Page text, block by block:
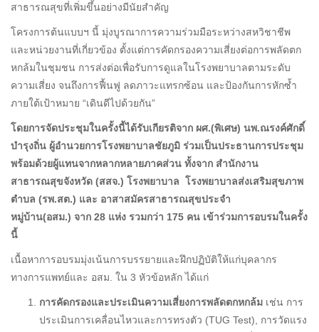
สาธารณสุขที่เพิ่มขึ้นอย่างมีนัยสำคัญ
โครงการต้นแบบฯ นี้ มุ่งบูรณาการความร่วมมือระหว่างสหวิชาชีพ
และหน่วยงานที่เกี่ยวข้อง ตั้งแต่การคัดกรองความเสี่ยงต่อการพลัดตก
หกล้มในชุมชน การส่งต่อเพื่อรับการดูแลในโรงพยาบาลตามระดับ
ความเสี่ยง จนถึงการฟื้นฟู ลดภาวะแทรกซ้อน และป้องกันการหักซ้ำ
ภายใต้เป้าหมาย “เดินดีไปด้วยกัน”
โดยการจัดประชุมในครั้งนี้ได้รับเกียรติจาก ผศ.(พิเศษ) นพ.ณรงค์ศักดิ์
บำรุงถิ่น ผู้อำนวยการโรงพยาบาลชัยภูมิ ร่วมเป็นประธานการประชุม
พร้อมด้วยผู้แทนจากหลากหลายภาคส่วน ทั้งจาก สำนักงาน
สาธารณสุขจังหวัด (สสจ.) โรงพยาบาล โรงพยาบาลส่งเสริมสุขภาพ
ตำบล (รพ.สต.) และ อาสาสมัครสาธารณสุขประจำ
หมู่บ้าน(อสม.) จาก 28 แห่ง รวมกว่า 175 คน เข้าร่วมการอบรมในครั้ง
นี้
เนื้อหาการอบรมมุ่งเน้นการบรรยายและฝึกปฏิบัติให้แก่บุคลากร
ทางการแพทย์และ อสม. ใน 3 หัวข้อหลัก ได้แก่
การคัดกรองและประเมินความเสี่ยงการพลัดตกหกล้ม เช่น การ
ประเมินการเคลื่อนไหวและการทรงตัว (TUG Test), การวัดแรง